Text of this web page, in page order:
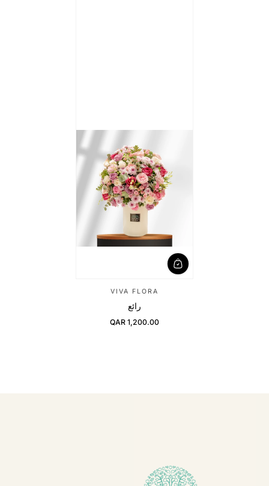
VIVA FLORA
رائع
Regular Price
QAR 1,200.00